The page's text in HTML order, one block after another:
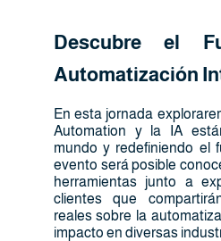
Descubre el
Automatización
En esta jornada
Automation y la IA
mundo y redefiniendo el
evento será posible
herramientas junto a
clientes que
reales sobre la
impacto en diversas